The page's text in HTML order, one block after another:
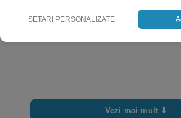
Vezi mai mult ⬇
SETARI PERSONALIZATE